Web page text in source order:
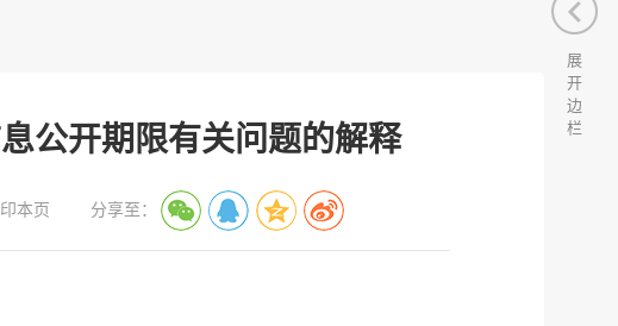
公开期限有关问题的解释
本页 分享至：
展
开
边
栏